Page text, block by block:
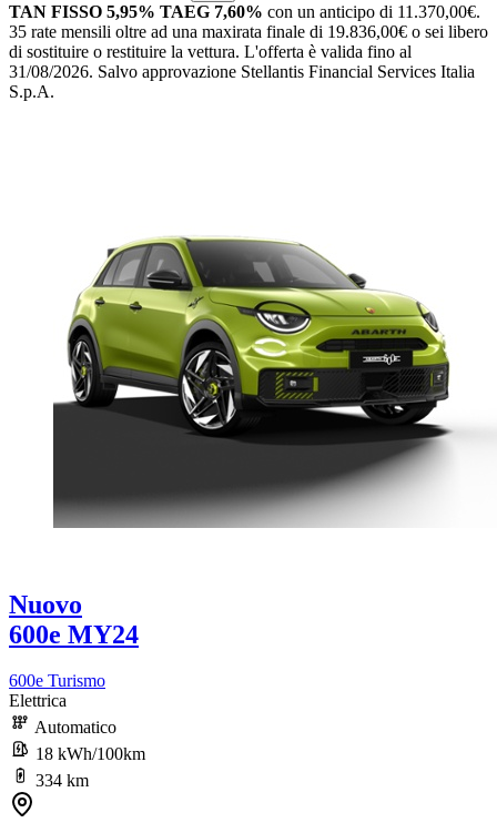
TAN FISSO 5,95% TAEG 7,60% con un anticipo di 11.370,00€.
35 rate mensili oltre ad una maxirata finale di 19.836,00€ o sei libero
di sostituire o restituire la vettura. L'offerta è valida fino al
31/08/2026. Salvo approvazione Stellantis Financial Services Italia
S.p.A.
Nuovo
600e MY24
600e Turismo
Elettrica
Automatico
18 kWh/100km
334 km